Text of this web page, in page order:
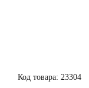
Код товара: 23304